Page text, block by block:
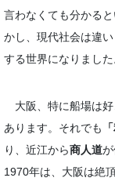
言わなくても分かると
かし、現代社会は違
する世界になりました
大阪、特に船場は好
あります。それでも
り、近江から商人道
1970年は、大阪は絶